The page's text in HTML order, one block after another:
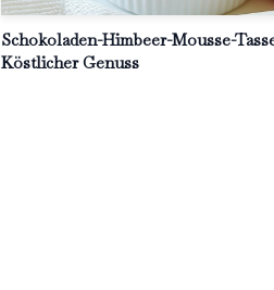
Schokoladen-Himbeer-Mousse-
Köstlicher Genuss